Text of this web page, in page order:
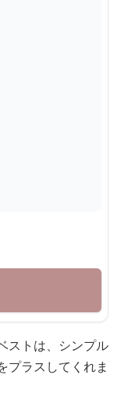
ストは、シンプル
プラスしてくれま